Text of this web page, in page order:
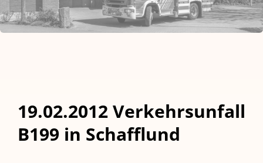
19.02.2012 Verkehrsunfall
B199 in Schafflund